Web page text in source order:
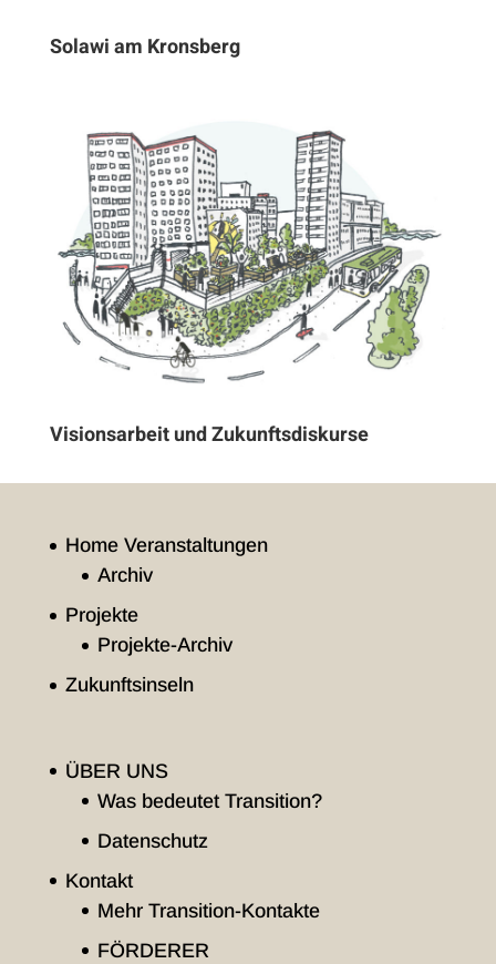
Solawi am Kronsberg
Visionsarbeit und Zukunftsdiskurse
Home Veranstaltungen
Archiv
Projekte
Projekte-Archiv
Zukunftsinseln
ÜBER UNS
Was bedeutet Transition?
Datenschutz
Kontakt
Mehr Transition-Kontakte
FÖRDERER